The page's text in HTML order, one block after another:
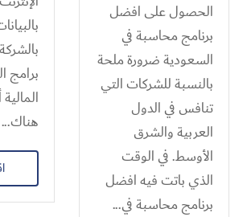
الحصول على افضل
برنامج محاسبة في
السعودية​ ضرورة ملحة
بالنسبة للشركات التي
تنافس في الدول
العربية والشرق
الأوسط. في الوقت
الذي باتت فيه افضل
برنامج محاسبة في...
برامج
هناك...